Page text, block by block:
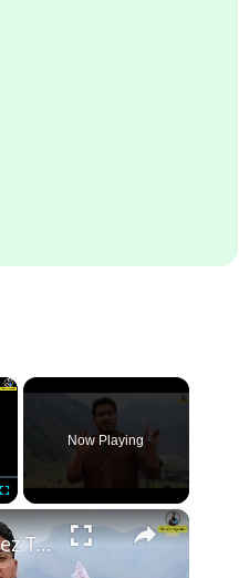
×
Fullscreen
Now Playing
×
Hostory of Gurez Test Video